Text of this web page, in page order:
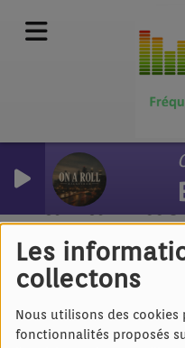
Les
collectons
Nous utilisons des
fonctionnalités proposés
La
chante
sweet